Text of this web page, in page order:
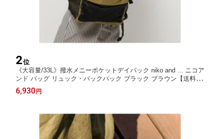
2位
《大容量/33L》撥水メニーポケットデイパック niko and ... ニコア
ンド バッグ リュック・バックパック ブラック ブラウン【送料無
料】[Rakuten Fashion]
6,930 円